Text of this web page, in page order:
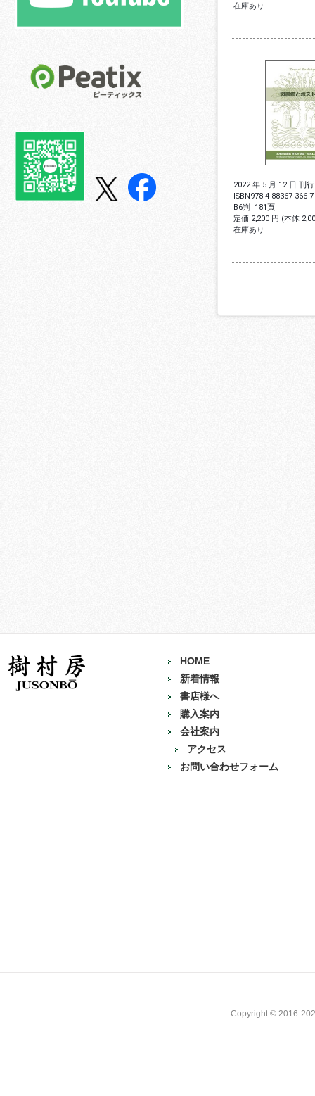
在庫あり
2022 年 5 月 12 日 刊行
ISBN978-4-88367-366-7
B6判 181頁
定価 2,200 円 (本体
在庫あり
HOME
新着情報
書店様へ
購入案内
会社案内
アクセス
お問い合わせフォーム
Copyright © 2016-